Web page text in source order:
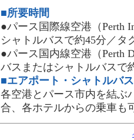
■所要時間
●パース国際線空港（Perth
シャトルバスで約45分／タ
●パース国内線空港（Perth
バスまたはシャトルバスで
■エアポート・シャトルバス
各空港とパース市内を結ぶ
合、各ホテルからの乗車も